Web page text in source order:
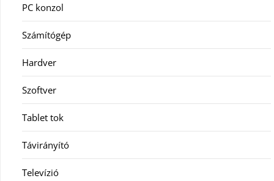
PC konzol
Számítógép
Hardver
Szoftver
Tablet tok
Távirányító
Televízió